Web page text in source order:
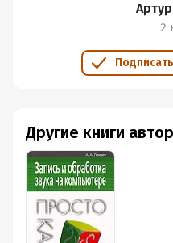
2
Другие книги